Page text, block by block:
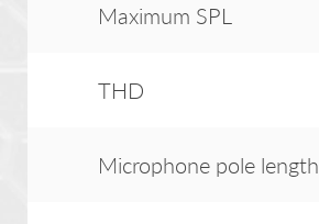
Maximum SPL
THD
Microphone pole length